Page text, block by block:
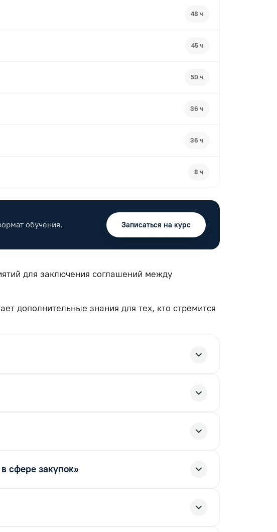
48 ч
45 ч
50 ч
36 ч
36 ч
8 ч
обучения. Записаться на курс
для заключения соглашений между
дополнительные знания для тех, кто стремится
сфере закупок»